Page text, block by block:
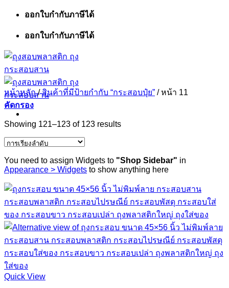
ข้าม
เนื้อหา
ออกใบกำกับภาษีได้
ออกใบกำกับภาษีได้
หน้าหลัก / สินค้าที่มีป้ายกำกับ “กระสอบปุ๋ย” /หน้า 11
คัดกรอง
Showing 121–123 of 123 results
You need to assign Widgets to "Shop Sidebar" in
Appearance > Widgets to show anything here
Quick View